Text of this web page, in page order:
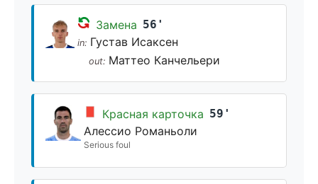
Замена 56'
in: Густав Исаксен
out: Маттео Канчельери
Красная карточка 59'
Алессио Романьоли
Serious foul